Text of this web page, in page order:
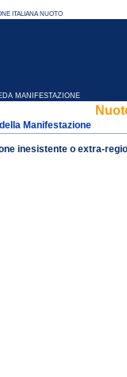
MANIFESTAZIONE
Manifestazione
inesistente o extra-